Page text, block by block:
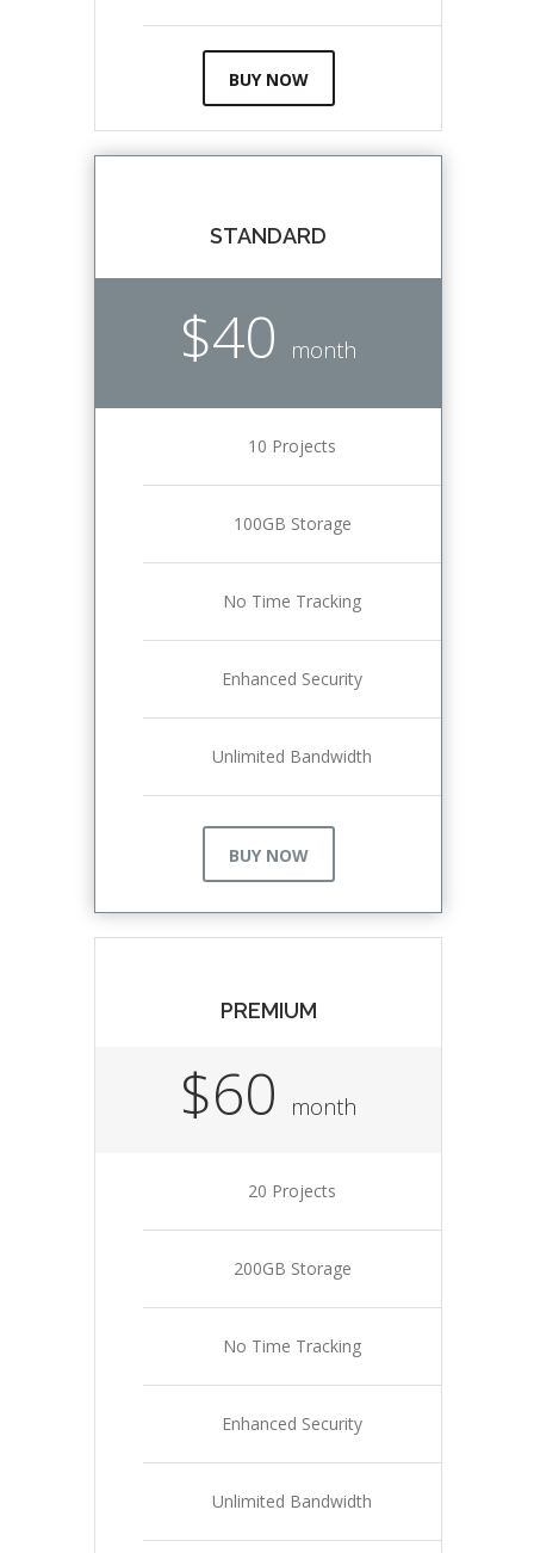
BUY NOW
STANDARD
$40 month
10 Projects
100GB Storage
No Time Tracking
Enhanced Security
Unlimited Bandwidth
BUY NOW
PREMIUM
$60 month
20 Projects
200GB Storage
No Time Tracking
Enhanced Security
Unlimited Bandwidth